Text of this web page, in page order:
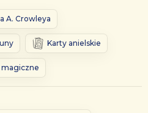
A. Crowleya
Karty anielskie
magiczne